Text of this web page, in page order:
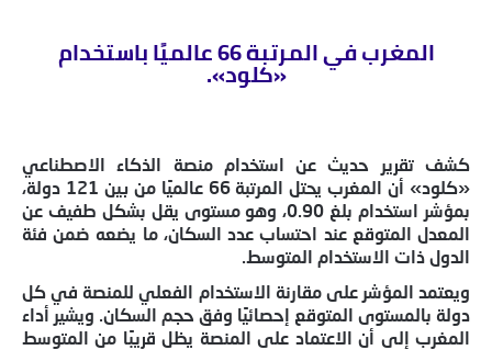
المغرب في المرتبة 66 عالميًا باستخدام
«كلود».
كشف تقرير حديث عن استخدام منصة الذكاء الاصطناعي
«كلود» أن المغرب يحتل المرتبة 66 عالميًا من بين 121 دولة،
بمؤشر استخدام بلغ 0.90، وهو مستوى يقل بشكل طفيف عن
المعدل المتوقع عند احتساب عدد السكان، ما يضعه ضمن فئة
الدول ذات الاستخدام المتوسط.
ويعتمد المؤشر على مقارنة الاستخدام الفعلي للمنصة في كل
دولة بالمستوى المتوقع إحصائيًا وفق حجم السكان. ويشير أداء
المغرب إلى أن الاعتماد على المنصة يظل قريبًا من المتوسط